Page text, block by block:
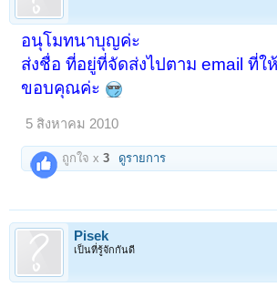
อนุโมทนาบุญค่ะ
ส่งชื่อ ที่อยู่ที่จัดส่งไปตาม email ที่ใ
ขอบคุณค่ะ
5 สิงหาคม 2010
ถูกใจ x3 ดูรายการ
Pisek
เป็นที่รู้จักกันดี